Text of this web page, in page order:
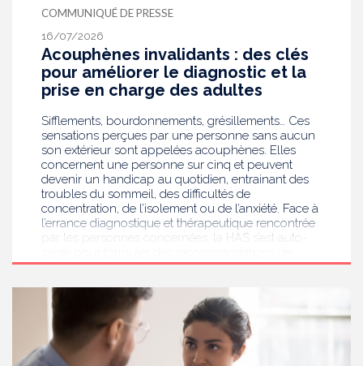
pour les autres professionnels travaillant dans les
établissements de santé ou dans les
établissements médicaux sociaux hébergeant des
personnes âgées, en contact avec des personnes à
risque de grippe sévère, avec un déploiement
prioritaire en Ehpad et en USLD.
COMMUNIQUÉ DE PRESSE
16/07/2026
Acouphènes invalidants : des clés
pour améliorer le diagnostic et la
prise en charge des adultes
Sifflements, bourdonnements, grésillements… Ces
sensations perçues par une personne sans aucun
son extérieur sont appelées acouphènes. Elles
concernent une personne sur cinq et peuvent
devenir un handicap au quotidien, entrainant des
troubles du sommeil, des difficultés de
concentration, de l’isolement ou de l’anxiété. Face à
l’errance diagnostique et thérapeutique rencontrée
par les personnes concernées, la HAS s’est auto-
bonnes pratiques pour améliorer le diagnostic et
acouphènes chroniques invalidants . Elle publie
aujourd’hui ses travaux, destinés aux
professionnels de santé [1] impliqués dans le suivi
de ces patients.